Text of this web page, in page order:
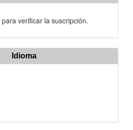
verificar la suscripción.
Idioma